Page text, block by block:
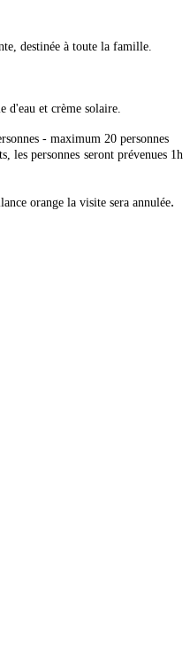
destinée à toute la famille.
d'eau et crème solaire.
- maximum 20 personnes
les personnes seront prévenues 1h
orange la visite sera annulée.